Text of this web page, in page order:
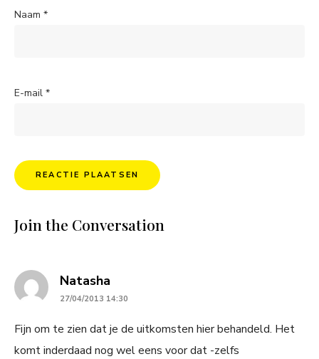
Naam *
E-mail *
Join the Conversation
Natasha
27/04/2013 14:30
Fijn om te zien dat je de uitkomsten hier behandeld. Het
komt inderdaad nog wel eens voor dat -zelfs